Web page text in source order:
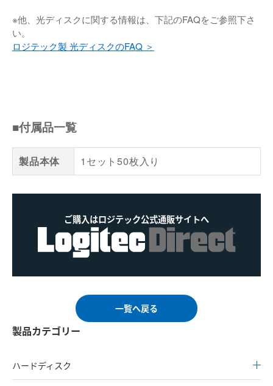
※他、光ディスクに関する情報は、下記のFAQをご参照下さ
い。
ロジテック製 光ディスクのFAQ ＞
■付属品一覧
製品本体 1セット50枚入り
ご購入はロジテック公式通販サイトへ
一覧へ戻る
製品カテゴリー
ハードディスク